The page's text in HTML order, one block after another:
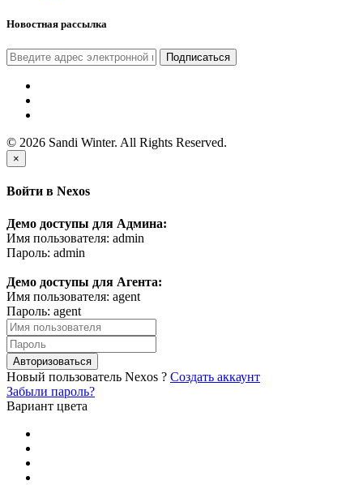
Новостная рассылка
Подписаться
© 2026 Sandi Winter. All Rights Reserved.
×
Войти в Nexos
Демо доступы для Админа:
Имя пользователя: admin
Пароль: admin
Демо доступы для Агента:
Имя пользователя: agent
Пароль: agent
Авторизоваться
Новый пользователь Nexos ? Создать аккаунт
Забыли пароль?
Вариант цвета